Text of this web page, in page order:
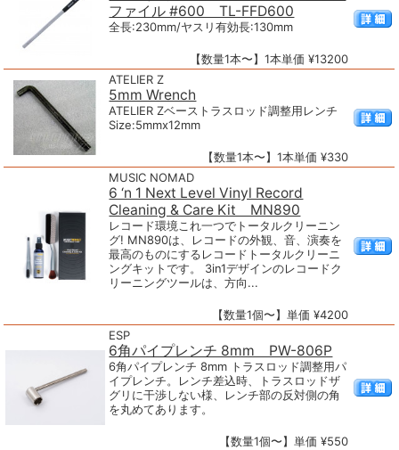
ファイル #600 TL-FFD600
全長:230mm/ヤスリ有効長:130mm
【数量1本〜】1本単価 ¥13200
ATELIER Z
5mm Wrench
ATELIER Zベーストラスロッド調整用レンチ
Size:5mmx12mm
【数量1本〜】1本単価 ¥330
MUSIC NOMAD
6 ‘n 1 Next Level Vinyl Record
Cleaning & Care Kit MN890
レコード環境これ一つでトータルクリーニン
グ! MN890は、レコードの外観、音、演奏を
最高のものにするレコードトータルクリーニ
ングキットです。 3in1デザインのレコードク
リーニングツールは、方向...
【数量1個〜】単価 ¥4200
ESP
6角パイプレンチ 8mm PW-806P
6角パイプレンチ 8mm トラスロッド調整用パ
イプレンチ。レンチ差込時、トラスロッドザ
グリに干渉しない様、レンチ部の反対側の角
を丸めてあります。
【数量1個〜】単価 ¥550